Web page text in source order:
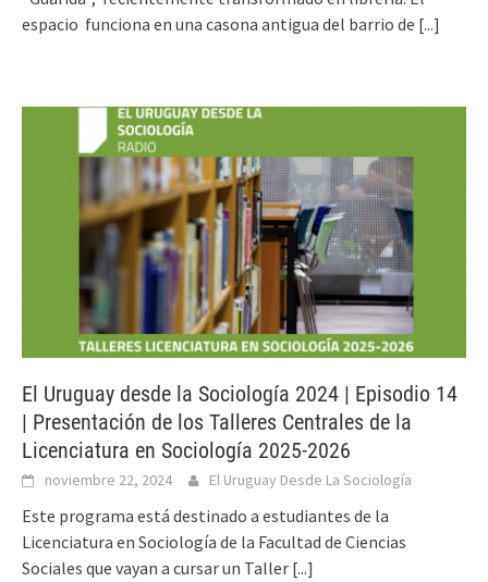
espacio funciona en una casona antigua del barrio de [...]
El Uruguay desde la Sociología 2024 | Episodio 14
| Presentación de los Talleres Centrales de la
Licenciatura en Sociología 2025-2026
noviembre 22, 2024 El Uruguay Desde La Sociología
Este programa está destinado a estudiantes de la
Licenciatura en Sociología de la Facultad de Ciencias
Sociales que vayan a cursar un Taller [...]